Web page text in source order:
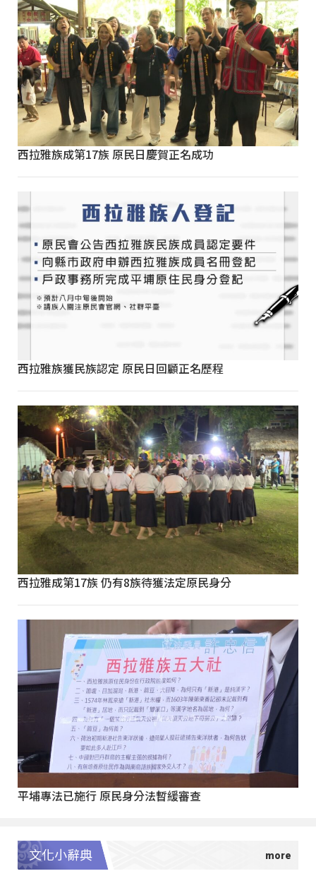
西拉雅族成第17族 原民日慶賀正名成功
西拉雅族獲民族認定 原民日回顧正名歷程
西拉雅成第17族 仍有8族待獲法定原民身分
平埔專法已施行 原民身分法暫緩審查
文化小辭典